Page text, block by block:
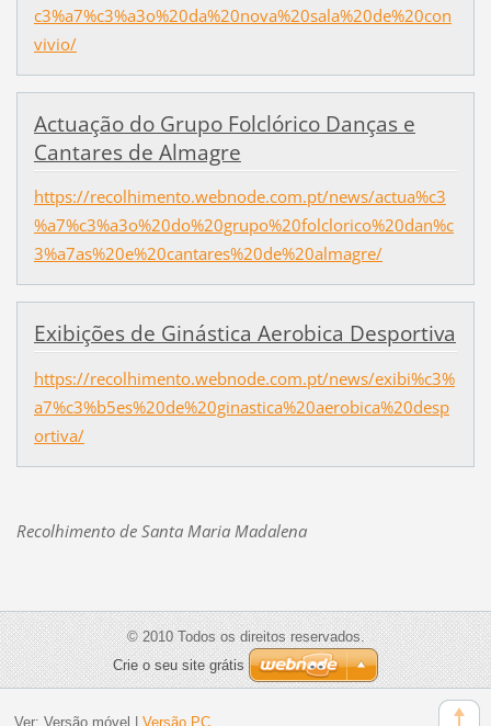
c3%a7%c3%a3o%20da%20nova%20sala%20de%20con
vivio/
Actuação do Grupo Folclórico Danças e
Cantares de Almagre
https://recolhimento.webnode.com.pt/news/actua%c3
%a7%c3%a3o%20do%20grupo%20folclorico%20dan%c
3%a7as%20e%20cantares%20de%20almagre/
Exibições de Ginástica Aerobica Desportiva
https://recolhimento.webnode.com.pt/news/exibi%c3%
a7%c3%b5es%20de%20ginastica%20aerobica%20desp
ortiva/
Recolhimento de Santa Maria Madalena
© 2010 Todos os direitos reservados.
Crie o seu site grátis
Ver: Versão móvel Versão PC